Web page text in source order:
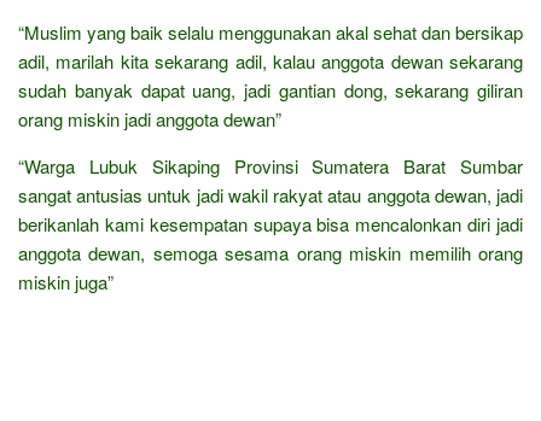
“Muslim yang baik selalu menggunakan akal sehat dan bersikap
adil, marilah kita sekarang adil, kalau anggota dewan sekarang
sudah banyak dapat uang, jadi gantian dong, sekarang giliran
orang miskin jadi anggota dewan”
“Warga Lubuk Sikaping Provinsi Sumatera Barat Sumbar
sangat antusias untuk jadi wakil rakyat atau anggota dewan, jadi
berikanlah kami kesempatan supaya bisa mencalonkan diri jadi
anggota dewan, semoga sesama orang miskin memilih orang
miskin juga”